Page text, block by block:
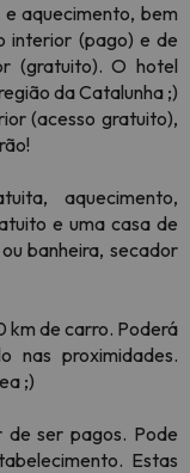
aquecimento, bem
interior (pago) e de
(gratuito). O hotel
da Catalunha ;)
(acesso gratuito),
aquecimento,
e uma casa de
banheira, secador
km de carro. Poderá
nas proximidades.
;)
de ser pagos. Pode
Estas